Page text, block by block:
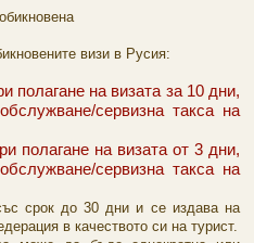
визи в Русия:
полагане на визата за 10 дни,
сервизна такса на
полагане на визата от 3 дни,
сервизна такса на
срок до 30 дни и се издава на
в качеството си на турист.